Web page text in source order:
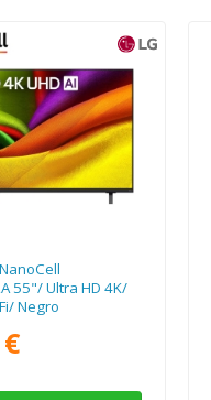
55"/ Ultra HD 4K/
Negro